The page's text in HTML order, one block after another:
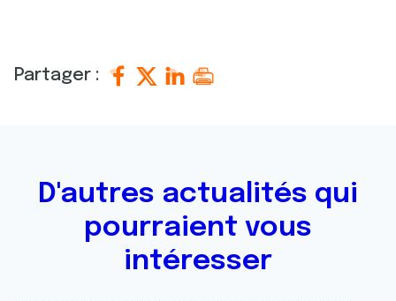
Partager :
D'autres actualités qui
pourraient vous
intéresser